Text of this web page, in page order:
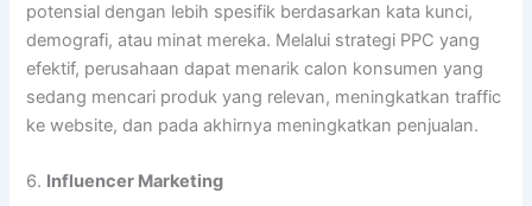
potensial dengan lebih spesifik berdasarkan kata kunci,
demografi, atau minat mereka. Melalui strategi PPC yang
efektif, perusahaan dapat menarik calon konsumen yang
sedang mencari produk yang relevan, meningkatkan traffic
ke website, dan pada akhirnya meningkatkan penjualan.
6. Influencer Marketing